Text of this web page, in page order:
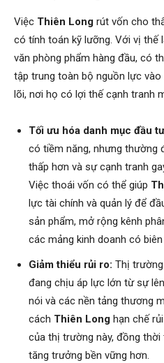
Việc Thiên Long rút vốn cho
có tính toán kỹ lưỡng. Với vị thế
văn phòng phẩm hàng đầu, có
tập trung toàn bộ nguồn lực
lõi, nơi họ có lợi thế cạnh tranh
Tối ưu hóa danh mục đầu
có tiềm năng, nhưng thường
thấp hơn và sự cạnh tranh
Việc thoái vốn có thể giúp
lực tài chính và quản lý để
sản phẩm, mở rộng kênh
các mảng kinh doanh có
Giảm thiểu rủi ro: Thị
đang chịu áp lực lớn từ sự
nói và các nền tảng thương
cách Thiên Long hạn chế
của thị trường này, đồng
tăng trưởng bền vững hơn.